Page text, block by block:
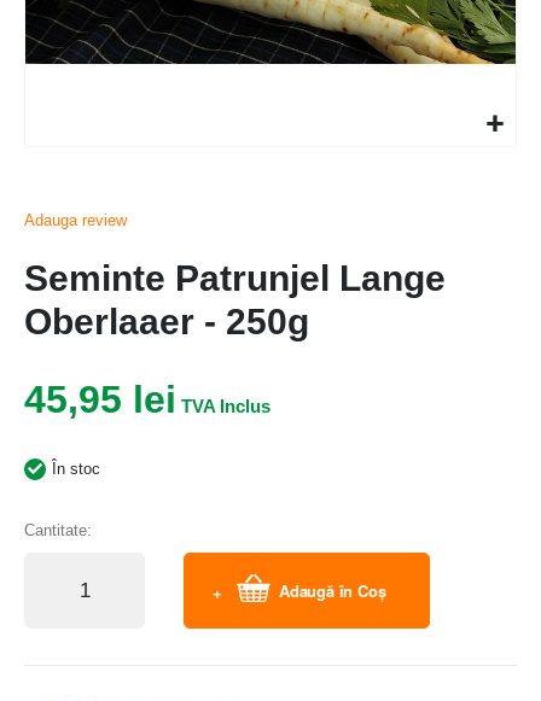
Adauga review
Seminte Patrunjel Lange
Oberlaaer - 250g
45,95 lei
În stoc
Cantitate:
Adaugă în Coș